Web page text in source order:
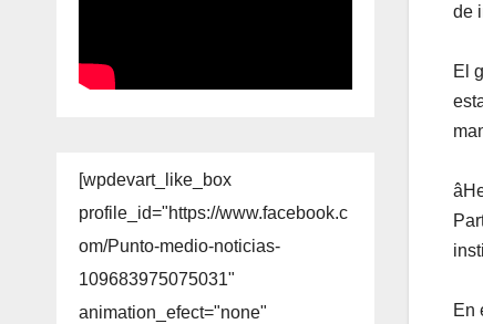
[wpdevart_like_box
profile_id="https://www.facebook.c
om/Punto-medio-noticias-
109683975075031"
animation_efect="none"
de
El
En